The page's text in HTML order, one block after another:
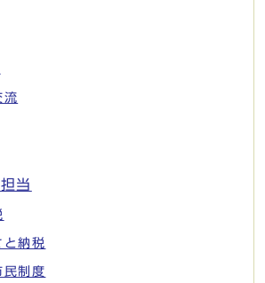
流
当
と納税
民制度